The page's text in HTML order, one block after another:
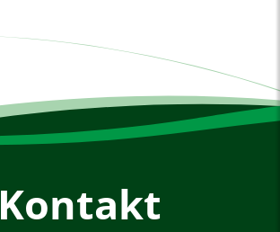
Kontakt